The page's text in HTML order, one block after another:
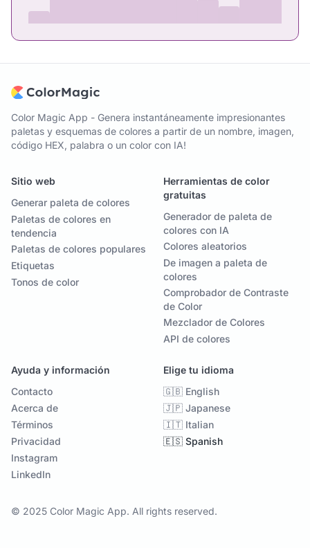
Color Magic App - Genera instantáneamente impresionantes
paletas y esquemas de colores a partir de un nombre, imagen,
código HEX, palabra o un color con IA!
Sitio web
Generar paleta de colores
Paletas de colores en
tendencia
Paletas de colores populares
Etiquetas
Tonos de color
Herramientas de color
gratuitas
Generador de paleta de
colores con IA
Colores aleatorios
De imagen a paleta de
colores
Comprobador de Contraste
de Color
Mezclador de Colores
API de colores
Ayuda y información
Contacto
Acerca de
Términos
Privacidad
Instagram
LinkedIn
Elige tu idioma
🇬🇧 English
🇯🇵 Japanese
🇮🇹 Italian
🇪🇸 Spanish
© 2025 Color Magic App. All rights reserved.